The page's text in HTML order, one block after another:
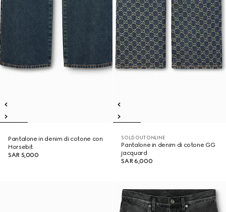
Pantalone in denim di cotone con
Horsebit
SAR 5,000
SOLD OUT ONLINE
Pantalone in denim di cotone GG
jacquard
SAR 6,000